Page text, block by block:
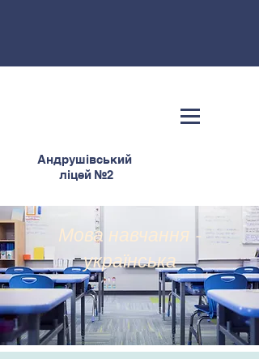
Андрушівський
ліцей №2
Мова навчання -
українська